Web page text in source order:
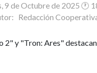
9 de Octubre de 2025 🕐
Redacción
2" y "Tron: Ares"